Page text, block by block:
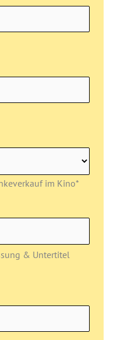
im Kino*
& Untertitel